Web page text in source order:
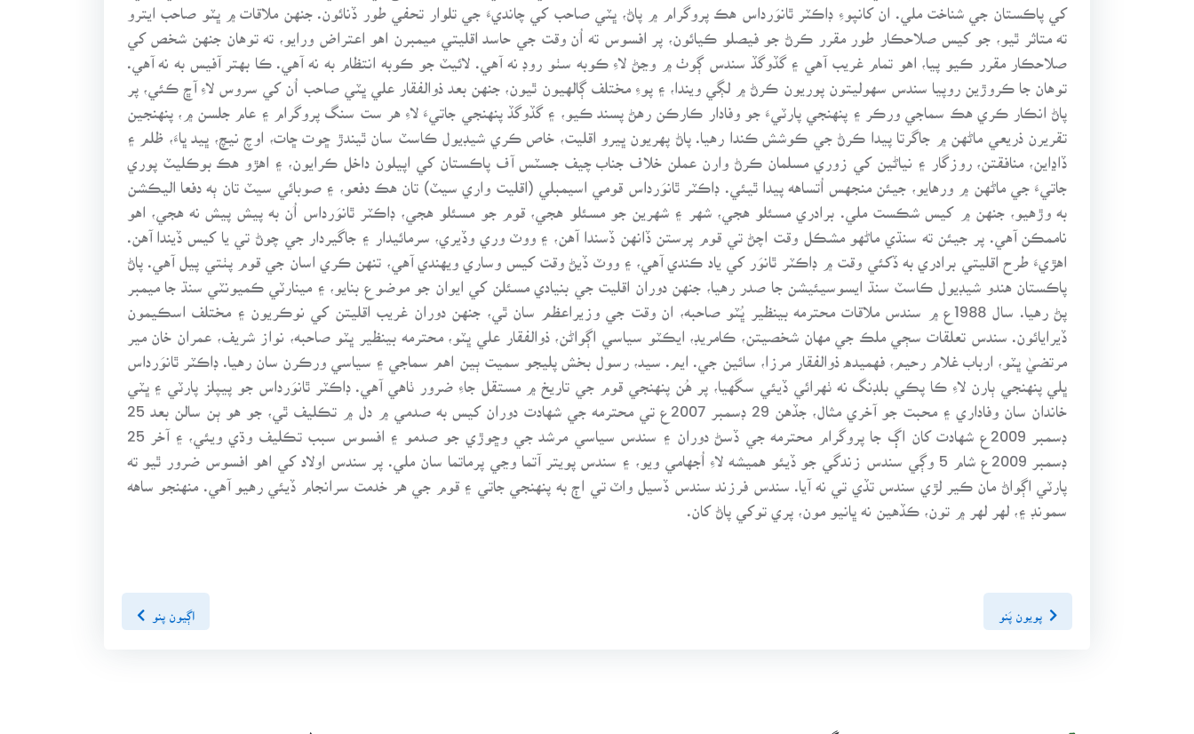
کي پاڪستان جي شناخت ملي. ان کانپوءِ ڊاڪٽر ٿانوَرداس هڪ پروگرام ۾ پاڻ، ڀٽي صاحب کي چانديءَ جي تلوار تحفي طور ڏنائون. جنهن ملاقات ۾ ڀٽو صاحب ايترو
ته متاثر ٿيو، جو کيس صلاحڪار طور مقرر ڪرڻ جو فيصلو ڪيائون، پر افسوس ته اُن وقت جي حاسد اقليتي ميمبرن اهو اعتراض ورايو، ته توهان جنهن شخص کي
صلاحڪار مقرر ڪيو پيا، اهو تمام غريب آهي ۽ گڏوگڏ سندس ڳوٺ ۾ وڃڻ لاءِ ڪوبه سٺو روڊ نه آهي. لائيٽ جو ڪوبه انتظام به نه آهي. ڪا بهتر آفيس به نه آهي.
توهان جا ڪروڙين روپيا سندس سهوليتون پوريون ڪرڻ ۾ لڳي ويندا، ۽ پوءِ مختلف ڳالهيون ٿيون، جنهن بعد ذوالفقار علي ڀٽي صاحب اُن کي سروس لاءِ آڇ ڪئي، پر
پاڻ انڪار ڪري هڪ سماجي ورڪر ۽ پنهنجي پارٽيءَ جو وفادار ڪارڪن رهڻ پسند ڪيو، ۽ گڏوگڏ پنهنجي جاتيءَ لاءِ هر ست سنگ پروگرام ۽ عام جلسن ۾، پنهنجين
تقريرن ذريعي ماڻهن ۾ جاگرتا پيدا ڪرڻ جي ڪوشش ڪندا رهيا. پاڻ پهريون ڀيرو اقليت، خاص ڪري شيڊيول ڪاسٽ سان ٿيندڙ ڇوت ڇات، اوچ نيچ، ڀيد ڀاءَ، ظلم ۽
ڏاڍاين، منافقتن، روزگار ۽ نياڻين کي زوري مسلمان ڪرڻ وارن عملن خلاف جناب چيف جسٽس آف پاڪستان کي اپيلون داخل ڪرايون، ۽ اهڙو هڪ بوڪليٽ پوري
جاتيءَ جي ماڻهن ۾ ورهايو، جيئن منجهس اُتساهه پيدا ٿيئي. ڊاڪٽر ٿانوَرداس قومي اسيمبلي (اقليت واري سيٽ) تان هڪ دفعو، ۽ صوبائي سيٽ تان ٻه دفعا اليڪشن
به وڙهيو، جنهن ۾ کيس شڪست ملي. برادري مسئلو هجي، شهر ۽ شهرين جو مسئلو هجي، قوم جو مسئلو هجي، ڊاڪٽر ٿانوَرداس اُن به پيش پيش نه هجي، اهو
ناممڪن آهي. پر جيئن ته سنڌي ماڻهو مشڪل وقت اچڻ تي قوم پرستن ڏانهن ڏسندا آهن، ۽ ووٽ وري وڏيري، سرمائيدار ۽ جاگيردار جي چوڻ تي يا کيس ڏيندا آهن.
اهڙيءَ طرح اقليتي برادري به ڏکئي وقت ۾ ڊاڪٽر ٿانوَر کي ياد ڪندي آهي، ۽ ووٽ ڏيڻ وقت کيس وساري ويهندي آهي، تنهن ڪري اسان جي قوم پٺتي پيل آهي. پاڻ
پاڪستان هندو شيڊيول ڪاسٽ سنڌ ايسوسيئيشن جا صدر رهيا، جنهن دوران اقليت جي بنيادي مسئلن کي ايوان جو موضوع بنايو، ۽ مينارٽي ڪميونٽي سنڌ جا ميمبر
پڻ رهيا. سال 1988ع ۾ سندس ملاقات محترمه بينظير ڀُٽو صاحبه، ان وقت جي وزيراعظم سان ٿي، جنهن دوران غريب اقليتن کي نوڪريون ۽ مختلف اسڪيمون
ڏيرايائون. سندس تعلقات سڄي ملڪ جي مهان شخصيتن، ڪامريڊ، ايڪٽو سياسي اڳواڻن، ذوالفقار علي ڀٽو، محترمه بينظير ڀٽو صاحبه، نواز شريف، عمران خان مير
مرتضيٰ ڀٽو، ارباب غلام رحيم، فهميده ذوالفقار مرزا، سائين جي. ايم. سيد، رسول بخش پليجو سميت ٻين اهم سماجي ۽ سياسي ورڪرن سان رهيا. ڊاڪٽر ٿانوَرداس
ڀلي پنهنجي ٻارن لاءِ ڪا پڪي بلڊنگ نه ٺهرائي ڏيئي سگهيا، پر هُن پنهنجي قوم جي تاريخ ۾ مستقل جاءِ ضرور ٺاهي آهي. ڊاڪٽر ٿانوَرداس جو پيپلز پارٽي ۽ ڀٽي
ڊسمبر 2009ع شام 5 وڳي سندس زندگي جو ڏيئو هميشه لاءِ اُجهامي ويو، ۽ سندس پويتر آتما وڃي پرماتما سان ملي. پر سندس اولاد کي اهو افسوس ضرور ٿيو ته
پارٽي اڳواڻ مان ڪير لڙي سندس تڏي تي نه آيا. سندس فرزند سندس ڏسيل واٽ تي اڄ به پنهنجي جاتي ۽ قوم جي هر خدمت سرانجام ڏيئي رهيو آهي. منهنجو ساهه
سمونڊ ۽، لهر لهر ۾ تون، ڪڏهين نه ڀانيو مون، پري توکي پاڻ کان.
پويون پَنو اڳيون پنو